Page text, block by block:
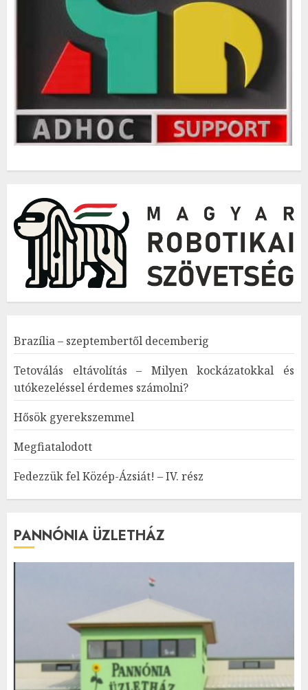
Brazília – szeptembertől decemberig
Tetoválás eltávolítás – Milyen kockázatokkal és
utókezeléssel érdemes számolni?
Hősök gyerekszemmel
Megfiatalodott
Fedezzük fel Közép-Ázsiát! – IV. rész
PANNÓNIA ÜZLETHÁZ